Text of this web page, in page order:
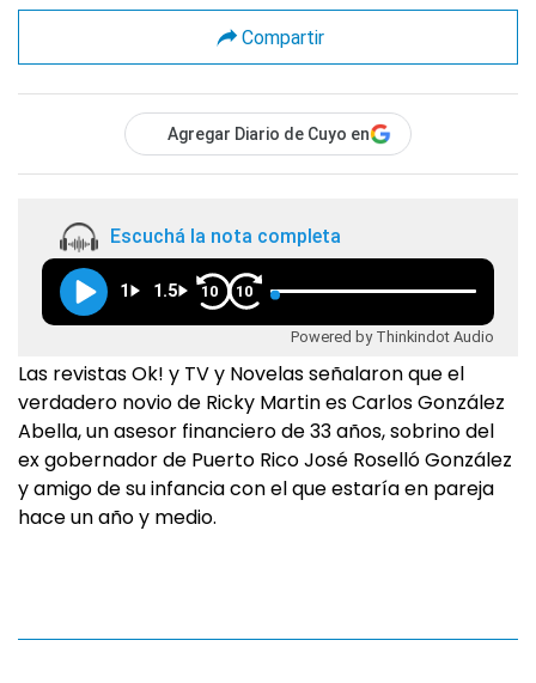
Compartir
Agregar Diario de Cuyo en
Escuchá la nota completa
1 1.5 10 10
Powered by Thinkindot Audio
Las revistas Ok! y TV y Novelas señalaron que el
verdadero novio de Ricky Martin es Carlos González
Abella, un asesor financiero de 33 años, sobrino del
ex gobernador de Puerto Rico José Roselló González
y amigo de su infancia con el que estaría en pareja
hace un año y medio.